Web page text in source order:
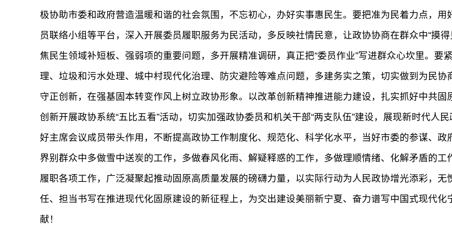
极协助市委和政府营造温暖和谐的社会氛围，不忘初心，办好实事惠民生。要把准为民着力点，
员联络小组等平台，深入开展委员履职服务为民活动，多反映社情民意，让政协协商在群众中“摸得
焦民生领域补短板、强弱项的重要问题，多开展精准调研，真正把“委员作业”写进群众心坎里。要
理、垃圾和污水处理、城中村现代化治理、防灾避险等难点问题，多建务实之策，切实做到为民
守正创新，在强基固本转变作风上树立政协形象。以改革创新精神推进能力建设，扎实抓好中共固
创新开展政协系统“五比五看”活动，切实加强政协委员和机关干部“两支队伍”建设，展现新时代人
好主席会议成员带头作用，不断提高政协工作制度化、规范化、科学化水平，当好市委的参谋、
界别群众中多做雪中送炭的工作，多做春风化雨、解疑释惑的工作，多做理顺情绪、化解矛盾的
履职各项工作，广泛凝聚起推动固原高质量发展的磅礴力量，以实际行动为人民政协增光添彩，
任、担当书写在推进现代化固原建设的新征程上，为交出建设美丽新宁夏、奋力谱写中国式现代
献！